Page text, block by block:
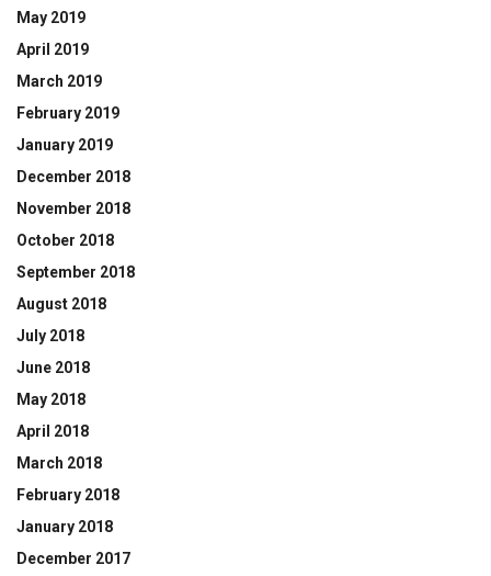
May 2019
April 2019
March 2019
February 2019
January 2019
December 2018
November 2018
October 2018
September 2018
August 2018
July 2018
June 2018
May 2018
April 2018
March 2018
February 2018
January 2018
December 2017